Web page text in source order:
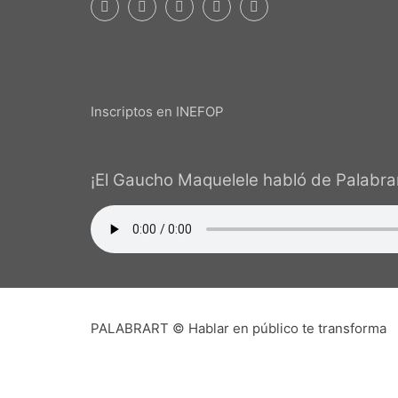
Inscriptos en INEFOP
¡El Gaucho Maquelele habló de
PALABRART © Hablar en público te transforma